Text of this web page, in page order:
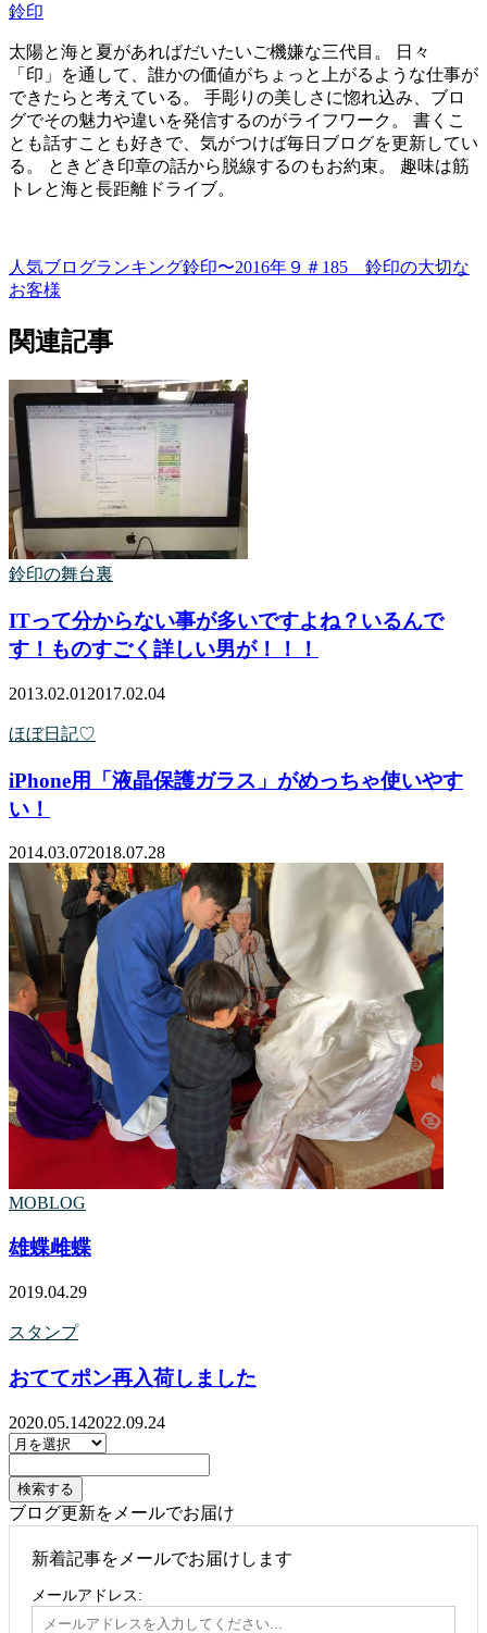
鈴印
太陽と海と夏があればだいたいご機嫌な三代目。 日々
「印」を通して、誰かの価値がちょっと上がるような仕事が
できたらと考えている。 手彫りの美しさに惚れ込み、ブロ
グでその魅力や違いを発信するのがライフワーク。 書くこ
とも話すことも好きで、気がつけば毎日ブログを更新してい
る。 ときどき印章の話から脱線するのもお約束。 趣味は筋
トレと海と長距離ドライブ。
人気ブログランキング鈴印〜2016年９ ＃185 鈴印の大切な
お客様
関連記事
鈴印の舞台裏
ITって分からない事が多いですよね？いるんで
す！ものすごく詳しい男が！！！
2013.02.01 2017.02.04
ほぼ日記♡
iPhone用「液晶保護ガラス」がめっちゃ使いやす
い！
2014.03.072018.07.28
MOBLOG
雄蝶雌蝶
2019.04.29
スタンプ
おててポン再入荷しました
2020.05.142022.09.24
ブログ更新をメールでお届け
新着記事をメールでお届けします
メールアドレス: